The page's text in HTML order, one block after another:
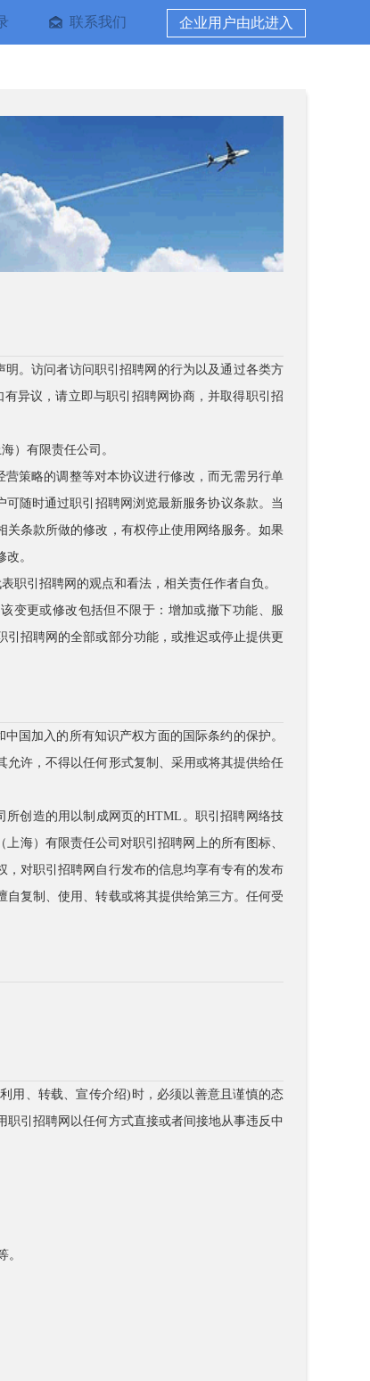
联系我们 企业用户由此进入
。访问者访问职引招聘网的行为以及通过各类方
异议，请立即与职引招聘网协商，并取得职引招
）有限责任公司。
策略的调整等对本协议进行修改，而无需另行单
可随时通过职引招聘网浏览最新服务协议条款。当
条款所做的修改，有权停止使用网络服务。如果
。
职引招聘网的观点和看法，相关责任作者自负。
变更或修改包括但不限于：增加或撤下功能、服
招聘网的全部或部分功能，或推迟或停止提供更
国加入的所有知识产权方面的国际条约的保护。
许，不得以任何形式复制、采用或将其提供给任
创造的用以制成网页的HTML。职引招聘网络技
海）有限责任公司对职引招聘网上的所有图标、
，对职引招聘网自行发布的信息均享有专有的发布
复制、使用、转载或将其提供给第三方。任何受
用、转载、宣传介绍)时，必须以善意且谨慎的态
引招聘网以任何方式直接或者间接地从事违反中
。